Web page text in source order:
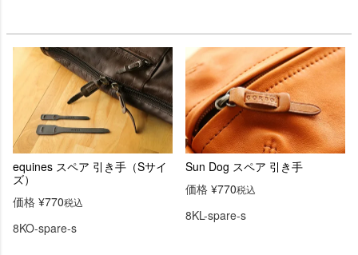
equines スペア 引き手（Sサイ
ズ）
価格 ¥770税込
8KO-spare-s
Sun Dog スペア 引き手
価格 ¥770税込
8KL-spare-s